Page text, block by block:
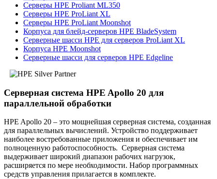
Серверы HPE Proliant ML350
Серверы HPE ProLiant XL
Серверы HPE ProLiant Moonshot
Корпуса для блейд-серверов HPE BladeSystem
Серверные шасси HPE для серверов ProLiant XL
Корпуса HPE Moonshot
Серверные шасси для серверов HPE Edgeline
Серверная система HPE Apollo 20 для
параллельной обработки
HPE Apollo 20 – это мощнейшая серверная система, созданная
для параллельных вычислений. Устройство поддерживает
наиболее востребованные приложения и обеспечивает им
полноценную работоспособность. Серверная система
выдерживает широкий диапазон рабочих нагрузок,
расширяется по мере необходимости. Набор программных
средств управления прилагается в комплекте.